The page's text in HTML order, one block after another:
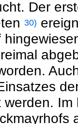
Der
30)
werden.